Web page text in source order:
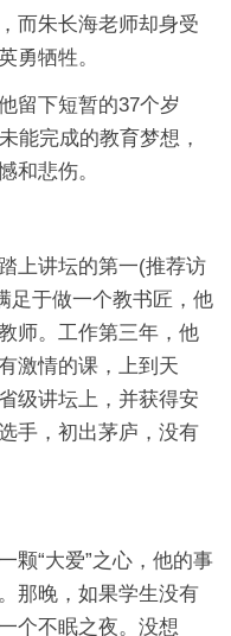
而朱长海老师却身受
勇牺牲。
留下短暂的37个岁
能完成的教育梦想，
和悲伤。
上讲坛的第一(推荐访
足于做一个教书匠，他
师。工作第三年，他
激情的课，上到天
级讲坛上，并获得安
手，初出茅庐，没有
颗“大爱”之心，他的事
那晚，如果学生没有
个不眠之夜。没想